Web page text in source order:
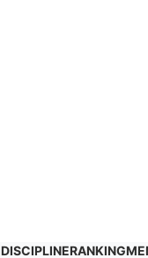
DISCIPLINERANKING